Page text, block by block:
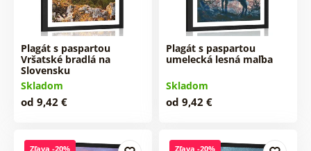
Plagát s paspartou
Vršatské bradlá na
Slovensku
Skladom
od 9,42 €
Plagát s paspartou
umelecká lesná maľba
Skladom
od 9,42 €
Zľava -20% Zľava -20%